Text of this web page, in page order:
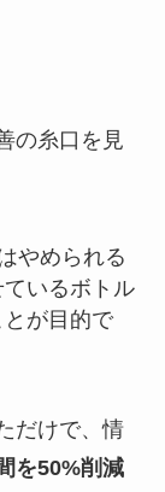
の糸口を見
やめられる
いるボトル
が目的で
だけで、情
を50%削減